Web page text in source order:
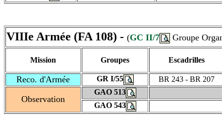
VIIIe Armée (FA 108) - (GC II/7 Groupe
Mission Groupes Escadrilles
Reco. d'Armée GR I/55 BR 243 - BR 207
Observation
GAO 513
GAO 543